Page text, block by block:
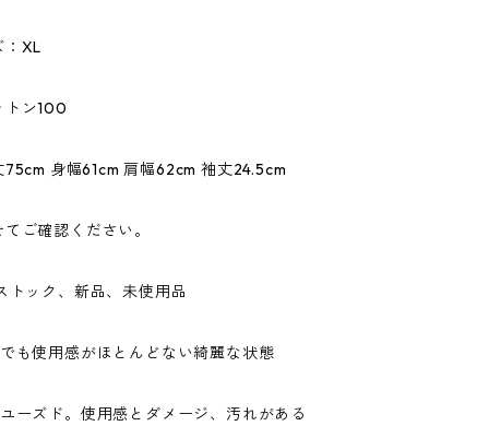
XL
ン100
身幅61cm 肩幅62cm 袖丈24.5cm
ご確認ください。
トック、新品、未使用品
も使用感がほとんどない綺麗な状態
ーズド。使用感とダメージ、汚れがある